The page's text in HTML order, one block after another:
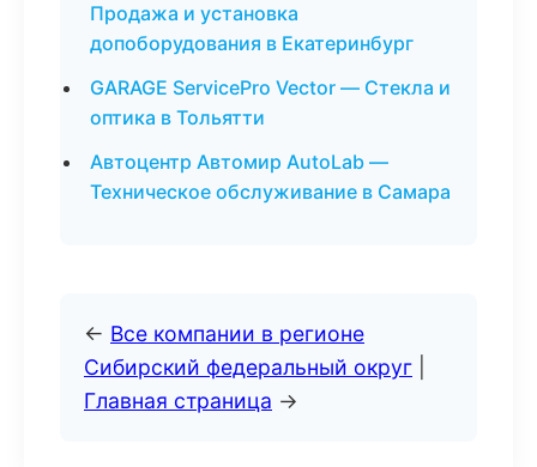
Продажа и установка
допоборудования в Екатеринбург
GARAGE ServicePro Vector — Стекла и
оптика в Тольятти
Автоцентр Автомир AutoLab —
Техническое обслуживание в Самара
← Все компании в регионе
Сибирский федеральный округ
Главная страница →